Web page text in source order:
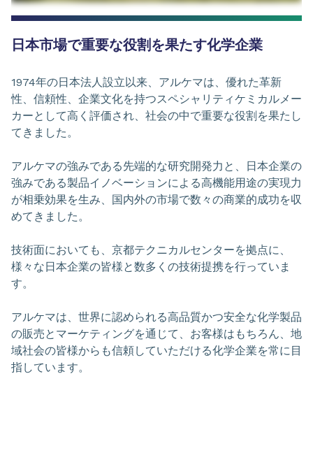
日本市場で重要な役割を果たす化学企業
1974年の日本法人設立以来、アルケマは、優れた革新
性、信頼性、企業文化を持つスペシャリティケミカルメー
カーとして高く評価され、社会の中で重要な役割を果たし
てきました。
アルケマの強みである先端的な研究開発力と、日本企業の
強みである製品イノベーションによる高機能用途の実現力
が相乗効果を生み、国内外の市場で数々の商業的成功を収
めてきました。
技術面においても、京都テクニカルセンターを拠点に、
様々な日本企業の皆様と数多くの技術提携を行っていま
す。
アルケマは、世界に認められる高品質かつ安全な化学製品
の販売とマーケティングを通じて、お客様はもちろん、地
域社会の皆様からも信頼していただける化学企業を常に目
指しています。